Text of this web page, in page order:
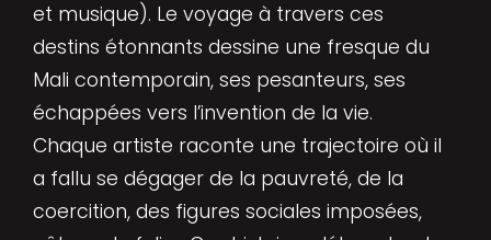
et musique). Le voyage à travers ces
destins étonnants dessine une fresque du
Mali contemporain, ses pesanteurs, ses
échappées vers l’invention de la vie.
Chaque artiste raconte une trajectoire où il
a fallu se dégager de la pauvreté, de la
coercition, des figures sociales imposées,